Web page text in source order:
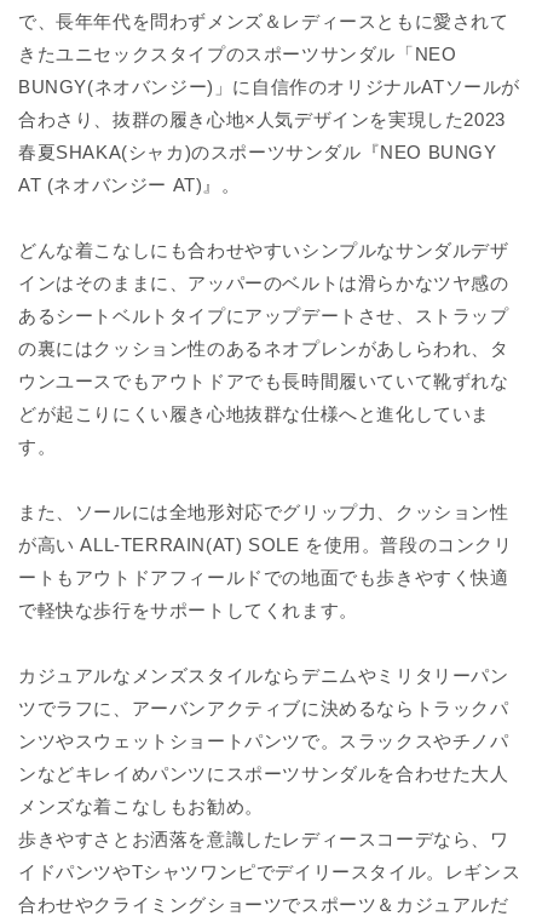
で、長年年代を問わずメンズ＆レディースともに愛されて
きたユニセックスタイプのスポーツサンダル「NEO
BUNGY(ネオバンジー)」に自信作のオリジナルATソールが
合わさり、抜群の履き心地×人気デザインを実現した2023
春夏SHAKA(シャカ)のスポーツサンダル『NEO BUNGY
AT (ネオバンジー AT)』。
どんな着こなしにも合わせやすいシンプルなサンダルデザ
インはそのままに、アッパーのベルトは滑らかなツヤ感の
あるシートベルトタイプにアップデートさせ、ストラップ
の裏にはクッション性のあるネオプレンがあしらわれ、タ
ウンユースでもアウトドアでも長時間履いていて靴ずれな
どが起こりにくい履き心地抜群な仕様へと進化していま
す。
また、ソールには全地形対応でグリップ力、クッション性
が高い ALL-TERRAIN(AT) SOLE を使用。普段のコンクリ
ートもアウトドアフィールドでの地面でも歩きやすく快適
で軽快な歩行をサポートしてくれます。
カジュアルなメンズスタイルならデニムやミリタリーパン
ツでラフに、アーバンアクティブに決めるならトラックパ
ンツやスウェットショートパンツで。スラックスやチノパ
ンなどキレイめパンツにスポーツサンダルを合わせた大人
メンズな着こなしもお勧め。
歩きやすさとお洒落を意識したレディースコーデなら、ワ
イドパンツやTシャツワンピでデイリースタイル。レギンス
合わせやクライミングショーツでスポーツ＆カジュアルだ